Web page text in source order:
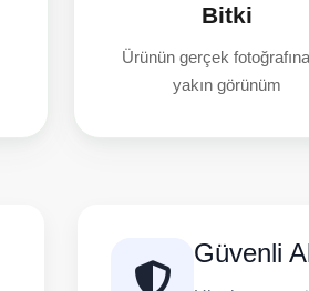
Bitki
Ürünün gerçek
yakın görünüm
Güvenli